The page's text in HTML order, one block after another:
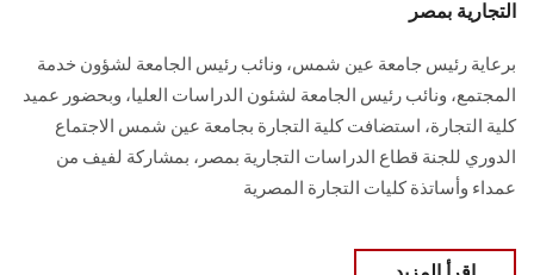
التجارية بمصر
برعاية رئيس جامعة عين شمس، ونائب رئيس الجامعة لشؤون خدمة
المجتمع، ونائب رئيس الجامعة لشئون الدراسات العليا، وبحضور عميد
كلية التجارة، استضافت كلية التجارة بجامعة عين شمس الاجتماع
الدوري للجنة قطاع الدراسات التجارية بمصر، بمشاركة لفيف من
عمداء وأساتذة كليات التجارة المصرية